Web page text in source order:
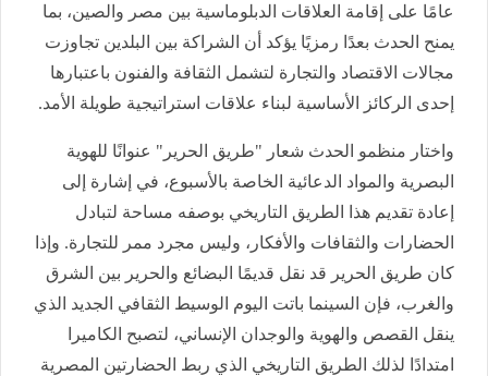
عامًا على إقامة العلاقات الدبلوماسية بين مصر والصين، بما
يمنح الحدث بعدًا رمزيًا يؤكد أن الشراكة بين البلدين تجاوزت
مجالات الاقتصاد والتجارة لتشمل الثقافة والفنون باعتبارها
إحدى الركائز الأساسية لبناء علاقات استراتيجية طويلة الأمد.
واختار منظمو الحدث شعار "طريق الحرير" عنوانًا للهوية
البصرية والمواد الدعائية الخاصة بالأسبوع، في إشارة إلى
إعادة تقديم هذا الطريق التاريخي بوصفه مساحة لتبادل
الحضارات والثقافات والأفكار، وليس مجرد ممر للتجارة. وإذا
كان طريق الحرير قد نقل قديمًا البضائع والحرير بين الشرق
والغرب، فإن السينما باتت اليوم الوسيط الثقافي الجديد الذي
ينقل القصص والهوية والوجدان الإنساني، لتصبح الكاميرا
امتدادًا لذلك الطريق التاريخي الذي ربط الحضارتين المصرية